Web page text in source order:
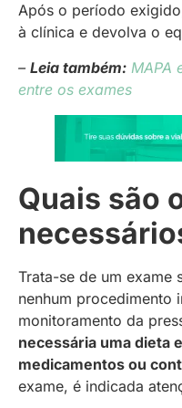
Após o período
à clínica e devolva o
– Leia também: MAPA
entre os exames
Quais são
Trata-se de um exame
nenhum procedimento
monitoramento da
necessária uma dieta
medicamentos ou
exame, é indicada